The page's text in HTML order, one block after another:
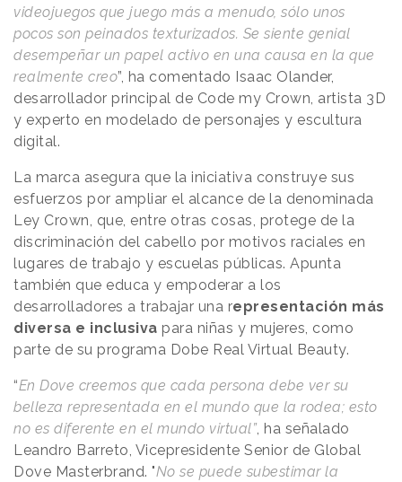
videojuegos que juego más a menudo, sólo unos
pocos son peinados texturizados. Se siente genial
desempeñar un papel activo en una causa en la que
realmente creo”, ha comentado Isaac Olander,
desarrollador principal de Code my Crown, artista 3D
y experto en modelado de personajes y escultura
digital.
La marca asegura que la iniciativa construye sus
esfuerzos por ampliar el alcance de la denominada
Ley Crown, que, entre otras cosas, protege de la
discriminación del cabello por motivos raciales en
lugares de trabajo y escuelas públicas. Apunta
también que educa y empoderar a los
desarrolladores a trabajar una representación más
diversa e inclusiva para niñas y mujeres, como
parte de su programa Dobe Real Virtual Beauty.
“En Dove creemos que cada persona debe ver su
belleza representada en el mundo que la rodea; esto
no es diferente en el mundo virtual” , ha señalado
Leandro Barreto, Vicepresidente Senior de Global
Dove Masterbrand. "No se puede subestimar la